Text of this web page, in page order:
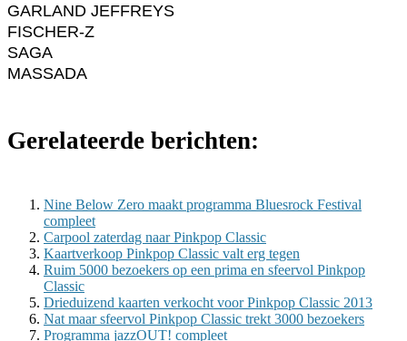
GARLAND JEFFREYS
FISCHER-Z
SAGA
MASSADA
Gerelateerde berichten:
Nine Below Zero maakt programma Bluesrock Festival
compleet
Carpool zaterdag naar Pinkpop Classic
Kaartverkoop Pinkpop Classic valt erg tegen
Ruim 5000 bezoekers op een prima en sfeervol Pinkpop
Classic
Drieduizend kaarten verkocht voor Pinkpop Classic 2013
Nat maar sfeervol Pinkpop Classic trekt 3000 bezoekers
Programma jazzOUT! compleet